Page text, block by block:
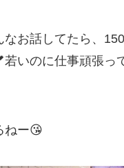
なお話してたら、
若いのに仕事頑張っ
ねー😘